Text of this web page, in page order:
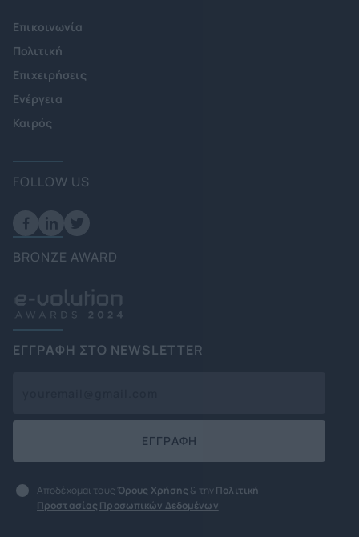
Επικοινωνία
Πολιτική
Επιχειρήσεις
Ενέργεια
Καιρός
FOLLOW US
BRONZE AWARD
ΕΓΓΡΑΦΗ ΣΤΟ NEWSLETTER
ΕΓΓΡΑΦΗ
Αποδέχομαι τους Όρους Χρήσης & την Πολιτική
Προστασίας Προσωπικών Δεδομένων